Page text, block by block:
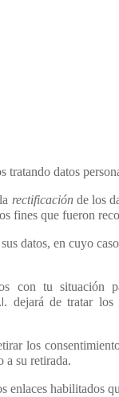
tratando datos
rectificaciónde los
fines que fueron
datos, en cuyo
con tu situación
. dejará de tratar los
los
a su retirada.
enlaces habilitados